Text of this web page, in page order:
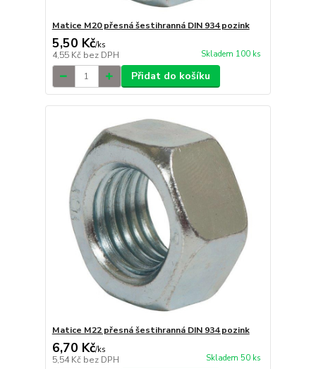
Matice M20 přesná šestihranná DIN 934 pozink
5,50 Kč/ks
4,55 Kč bez DPH Skladem 100 ks
Přidat do košíku
Matice M22 přesná šestihranná DIN 934 pozink
6,70 Kč/ks
5,54 Kč bez DPH Skladem 50 ks